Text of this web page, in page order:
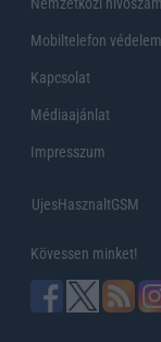
Nemzetközi
Mobiltelefon
Kapcsolat
Médiaajánlat
Impresszum
UjesHasznaltGSM
Kövessen minket!